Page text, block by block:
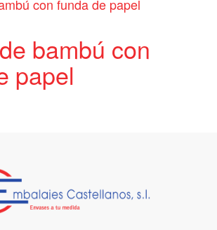
con funda de papel
bambú con
papel